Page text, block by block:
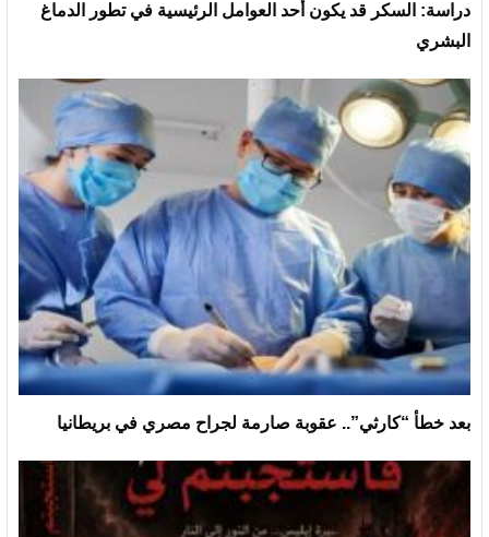
دراسة: السكر قد يكون أحد العوامل الرئيسية في تطور الدماغ
البشري
بعد خطأ “كارثي”.. عقوبة صارمة لجراح مصري في بريطانيا